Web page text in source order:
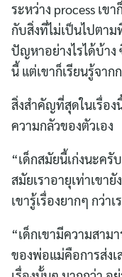
ระหว่าง process เข
กับสิ่งที่ไม่เป็นไปตา
ปัญหาอย่างไรได้บ้าง
นี้ แต่เขาก็เรียนรู้จา
สิ่งสำคัญที่สุดในเรื่อ
ความกลัวของตัวเอง
“เด็กสมัยนี้เก่งนะครั
สมัยเราอายุเท่าเขา
เขารู้เรื่องยากๆ กว่าเ
“เด็กเขามีความสาม
ของพ่อแม่คือการส่งเ